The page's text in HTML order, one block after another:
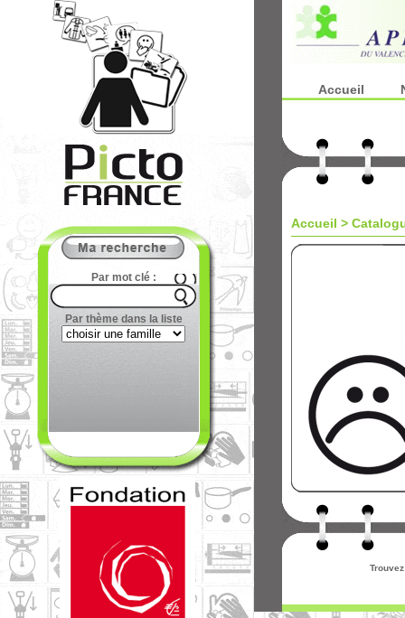
Par mot clé :
Par thème dans la liste
Accueil
Accueil >